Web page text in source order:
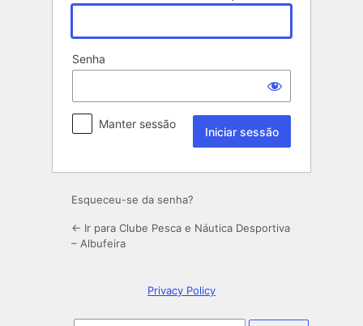
Senha
Manter sessão
Esqueceu-se da senha?
← Ir para Clube Pesca e Náutica Desportiva
– Albufeira
Privacy Policy